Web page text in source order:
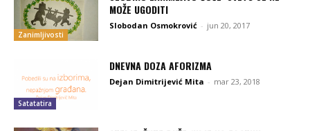
Zanimljivosti
MOŽE UGODITI
Slobodan Osmokrović - jun 20, 2017
Satatatira
DNEVNA DOZA AFORIZMA
Dejan Dimitrijević Mita - mar 23, 2018